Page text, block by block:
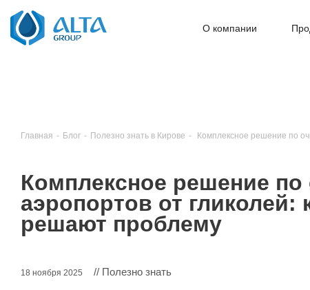
О компании
Главная - Блог - Полезно знать в Кирове - Комплексное решение по
Комплексное решение по
аэропортов от
решают проблему
18 ноября 2025 // Полезно знать